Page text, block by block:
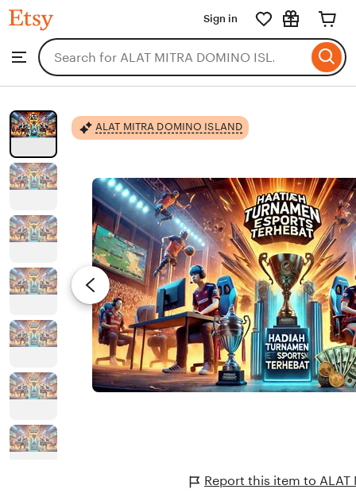
ALAT
MITRA
DOMINO
ISLAND
Browse
Search
for
items
shops
Sign in
ALAT MITRA DOMINO ISLAND
Report this item to ALAT